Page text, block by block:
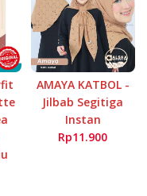
AMAYA KATBOL -
Jilbab Segitiga
Instan
Rp11.900